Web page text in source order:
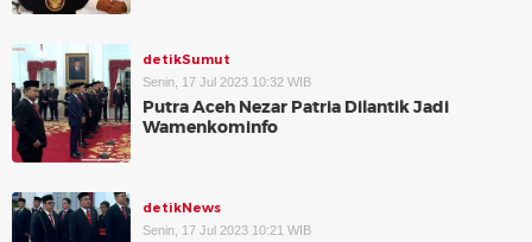
detikSumut
Senin, 17 Jul 2023 10:32 WIB
Putra Aceh Nezar Patria Dilantik Jadi
Wamenkominfo
detikNews
Senin, 17 Jul 2023 10:21 WIB